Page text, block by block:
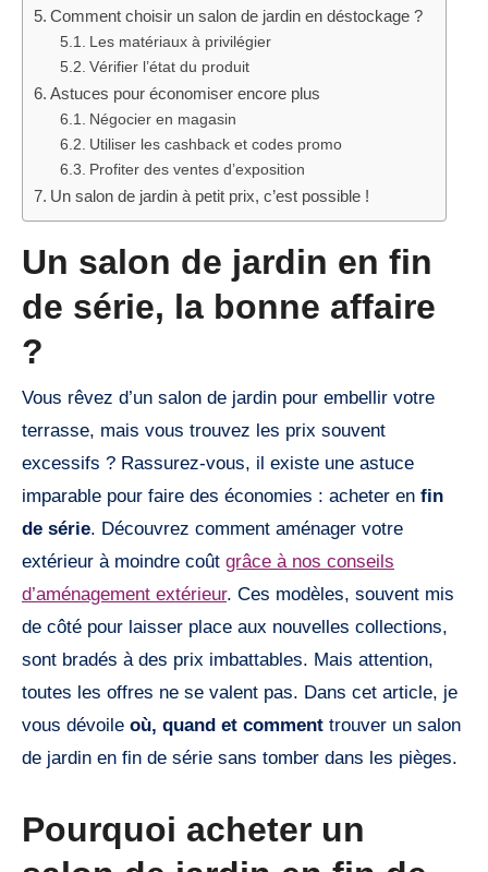
Comment choisir un salon de jardin en déstockage ?
Les matériaux à privilégier
Vérifier l’état du produit
Astuces pour économiser encore plus
Négocier en magasin
Utiliser les cashback et codes promo
Profiter des ventes d’exposition
Un salon de jardin à petit prix, c’est possible !
Un salon de jardin en fin
de série, la bonne affaire
?
Vous rêvez d’un salon de jardin pour embellir votre
terrasse, mais vous trouvez les prix souvent
excessifs ? Rassurez-vous, il existe une astuce
imparable pour faire des économies : acheter en fin
de série. Découvrez comment aménager votre
extérieur à moindre coût grâce à nos conseils
d’aménagement extérieur. Ces modèles, souvent mis
de côté pour laisser place aux nouvelles collections,
sont bradés à des prix imbattables. Mais attention,
toutes les offres ne se valent pas. Dans cet article, je
vous dévoile où, quand et comment trouver un salon
de jardin en fin de série sans tomber dans les pièges.
Pourquoi acheter un